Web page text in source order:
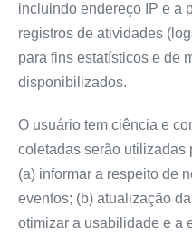
incluindo endereço IP e a
registros de atividades
para fins estatísticos e de
disponibilizados.
O usuário tem ciência e
coletadas serão utilizadas
(a) informar a respeito de
eventos; (b) atualização
otimizar a usabilidade e a